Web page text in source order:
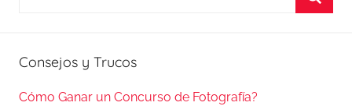
Consejos y Trucos
Cómo Ganar un Concurso de Fotografía?